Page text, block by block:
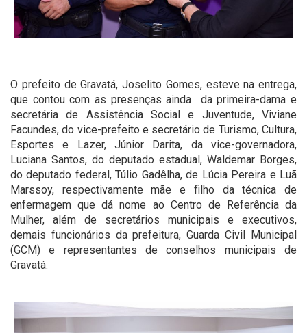
O prefeito de Gravatá, Joselito Gomes, esteve na entrega,
que contou com as presenças ainda da primeira-dama e
secretária de Assistência Social e Juventude, Viviane
Facundes, do vice-prefeito e secretário de Turismo, Cultura,
Esportes e Lazer, Júnior Darita, da vice-governadora,
Luciana Santos, do deputado estadual, Waldemar Borges,
do deputado federal, Túlio Gadêlha, de Lúcia Pereira e Luã
Marssoy, respectivamente mãe e filho da técnica de
enfermagem que dá nome ao Centro de Referência da
Mulher, além de secretários municipais e executivos,
demais funcionários da prefeitura, Guarda Civil Municipal
(GCM) e representantes de conselhos municipais de
Gravatá.